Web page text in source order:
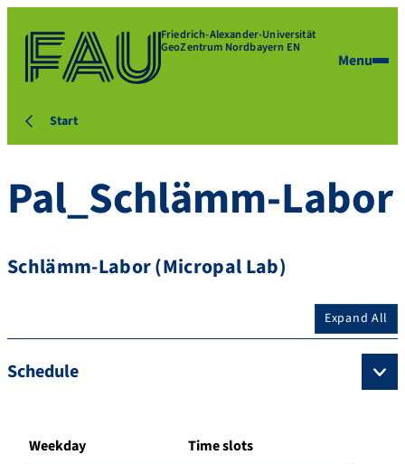
Friedrich-Alexander-Universität
GeoZentrum Nordbayern EN
Menu
Start
Pal_Schlämm-Labor
Schlämm-Labor (Micropal Lab)
Expand All
Schedule
Weekday Time slots